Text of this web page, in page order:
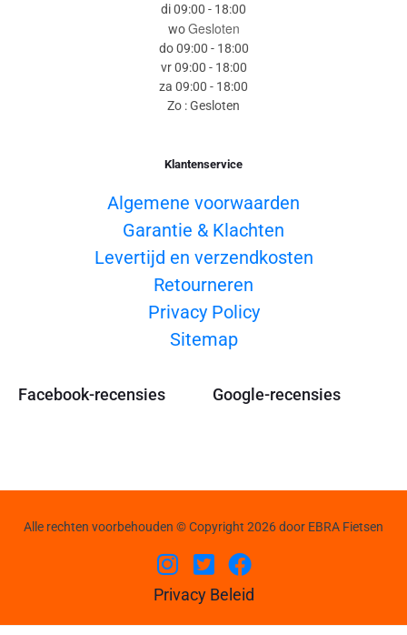
di 09:00 - 18:00
woGesloten
do 09:00 - 18:00
vr 09:00 - 18:00
za 09:00 - 18:00
Zo : Gesloten
Klantenservice
Algemene voorwaarden
Garantie & Klachten
Levertijd en verzendkosten
Retourneren
Privacy Policy
Sitemap
Facebook-recensies Google-recensies
Alle rechten voorbehouden © Copyright 2026 door EBRA Fietsen
Privacy Beleid